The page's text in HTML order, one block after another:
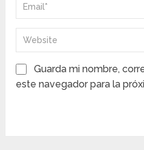
Guarda mi nombre,
este navegador para la